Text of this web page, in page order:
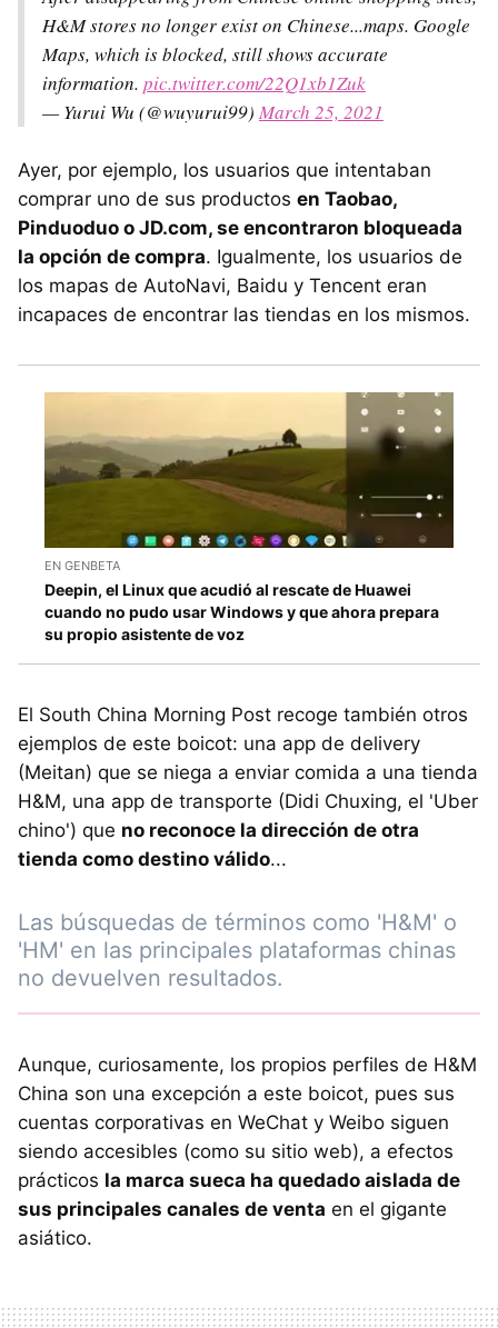
H&M stores no longer exist on Chinese...maps. Google
Maps, which is blocked, still shows accurate
information. pic.twitter.com/22Q1xb1Zuk
— Yurui Wu (@wuyurui99) March 25, 2021
Ayer, por ejemplo, los usuarios que intentaban
comprar uno de sus productos en Taobao,
Pinduoduo o JD.com, se encontraron bloqueada
la opción de compra. Igualmente, los usuarios de
los mapas de AutoNavi, Baidu y Tencent eran
incapaces de encontrar las tiendas en los mismos.
EN GENBETA
Deepin, el Linux que acudió al rescate de Huawei
cuando no pudo usar Windows y que ahora prepara
su propio asistente de voz
El South China Morning Post recoge también otros
ejemplos de este boicot: una app de delivery
(Meitan) que se niega a enviar comida a una tienda
H&M, una app de transporte (Didi Chuxing, el 'Uber
chino') que no reconoce la dirección de otra
tienda como destino válido...
Las búsquedas de términos como 'H&M' o
'HM' en las principales plataformas chinas
no devuelven resultados.
Aunque, curiosamente, los propios perfiles de H&M
China son una excepción a este boicot, pues sus
cuentas corporativas en WeChat y Weibo siguen
siendo accesibles (como su sitio web), a efectos
prácticos la marca sueca ha quedado aislada de
sus principales canales de venta en el gigante
asiático.